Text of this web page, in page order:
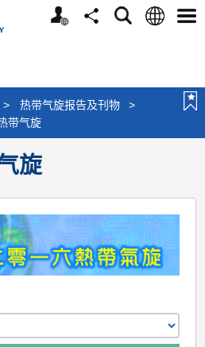
个
分
搜
语
选
> 热带气旋报告及刊物
>
带气旋
旋